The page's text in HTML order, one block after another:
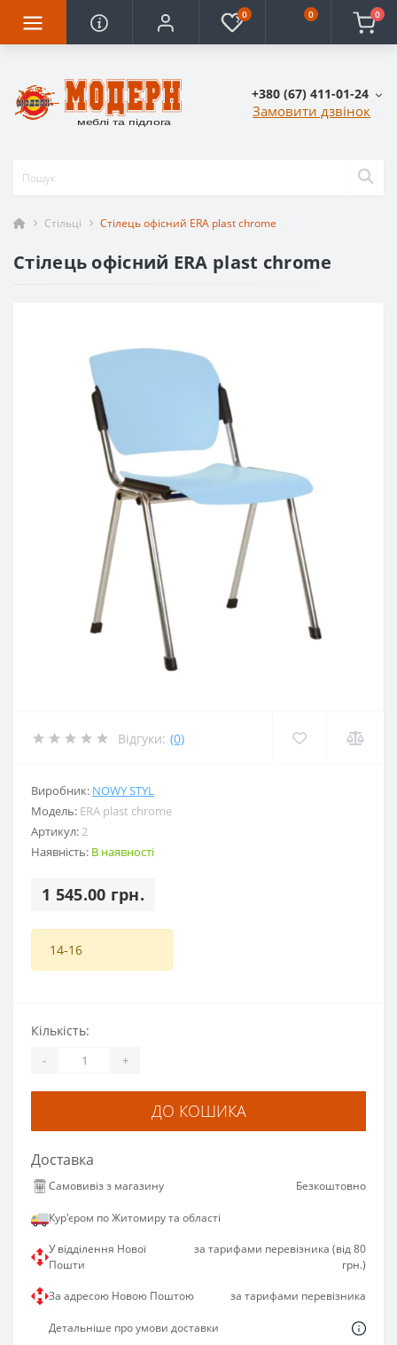
0 0 0
+380 (67) 411-01-24
Замовити дзвінок
Стільці Стілець офісний ERA plast chrome
Стілець офісний ERA plast chrome
Відгуки: (0)
Виробник: NOWY STYL
Модель: ERA plast chrome
Артикул:2
Наявність: В наявності
1 545.00 грн.
14-16
Кількість:
- +
ДО КОШИКА
Доставка
Самовивіз з магазину Безкоштовно
Кур'єром по Житомиру та області
У відділення Нової
Пошти
за тарифами перевізника (від 80
грн.)
За адресою Новою Поштою за тарифами перевізника
Детальніше про умови доставки